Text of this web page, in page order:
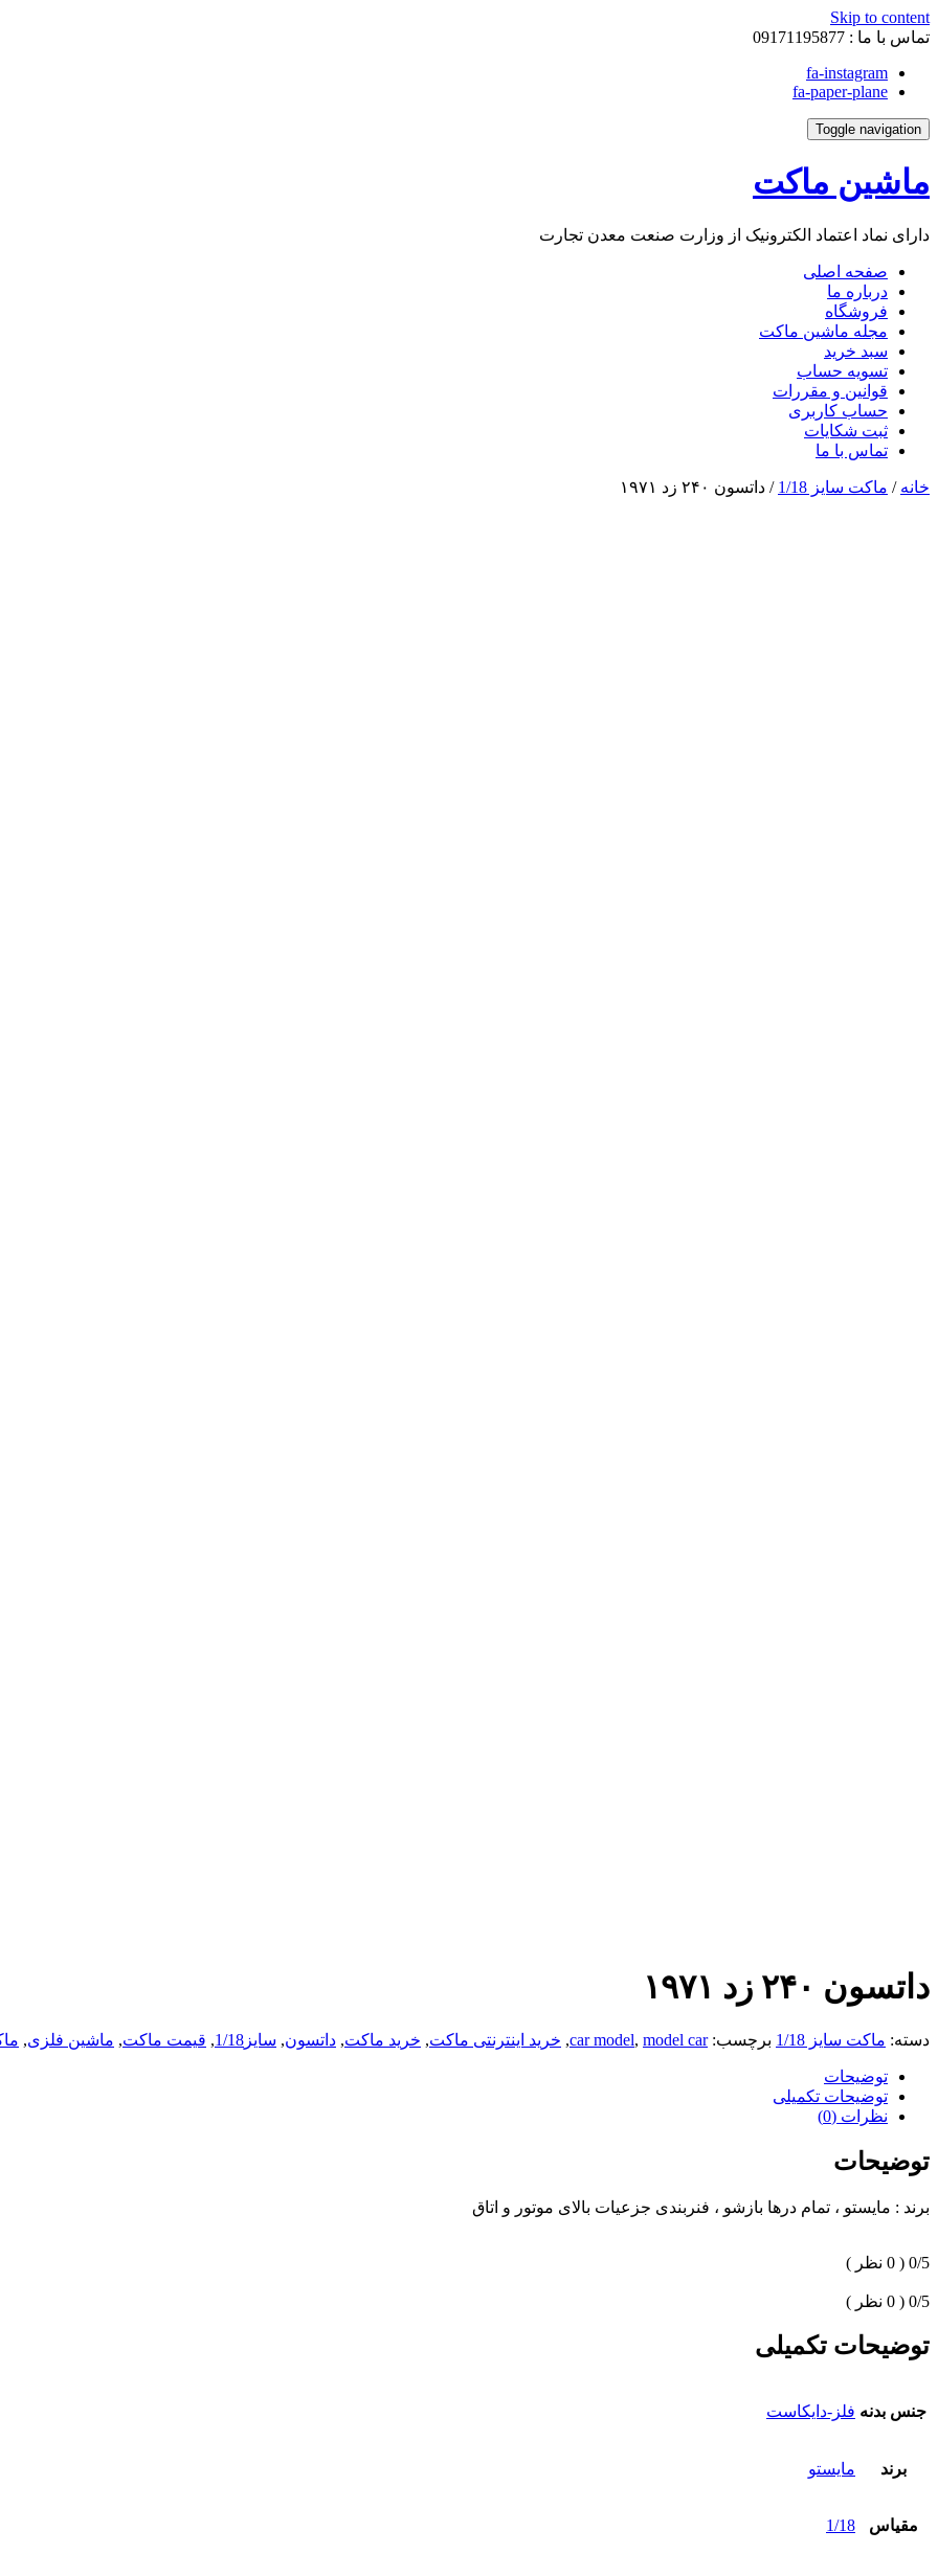
Skip to content
تماس با ما : 09171195877
fa-instagram
fa-paper-plane
Toggle navigation
ماشین ماکت
دارای نماد اعتماد الکترونیک از وزارت صنعت معدن تجارت
صفحه اصلی
درباره ما
فروشگاه
مجله ماشین ماکت
سبد خرید
تسویه حساب
قوانین و مقررات
حساب کاربری
ثبت شکایات
تماس با ما
خانه / ماکت سایز 1/18 / داتسون ۲۴۰ زد ۱۹۷۱
داتسون ۲۴۰ زد ۱۹۷۱
دسته: ماکت سایز 1/18 برچسب: car model, model car
, خرید اینترنتی ماکت, خرید ماکت, داتسون, سایز1/18 , قیمت ماکت, ماشین فلزی,
توضیحات
توضیحات تکمیلی
نظرات (0)
توضیحات
برند : مایستو ، تمام درها بازشو ، فنربندی جزعیات بالای موتور و اتاق
0/5 ( 0 نظر )
0/5 ( 0 نظر )
توضیحات تکمیلی
جنس بدنه فلز-دایکاست
برند مایستو
مقیاس 1/18